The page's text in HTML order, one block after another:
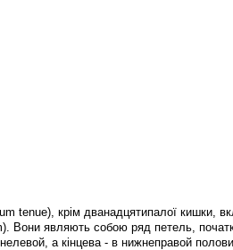
tenue), крім дванадцятипалої кишки,
Вони являють собою ряд петель,
а кінцева - в нижнеправой